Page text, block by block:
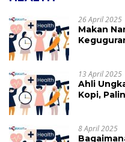
26 April 2025
Makan
13 April 2025
Ahli
Kopi,
8 April 2025